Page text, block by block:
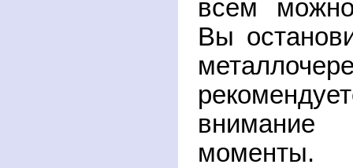
всем
Вы
моменты.